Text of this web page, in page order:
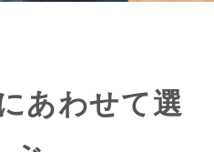
あわせて選